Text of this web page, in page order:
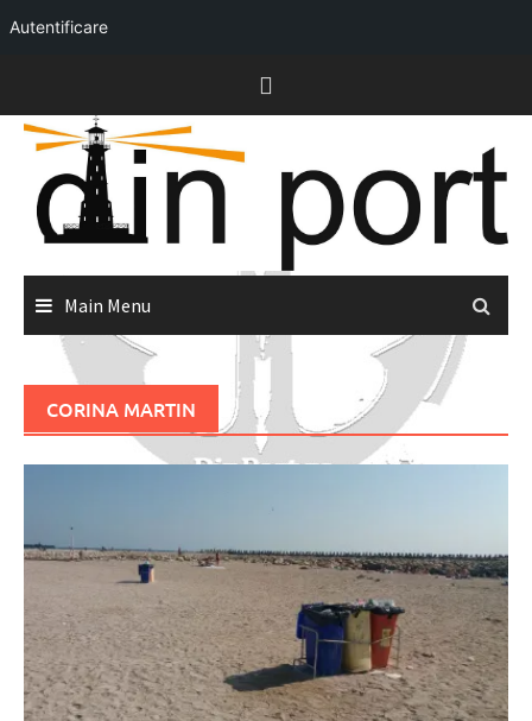
Autentificare
content
Main Menu
CORINA MARTIN